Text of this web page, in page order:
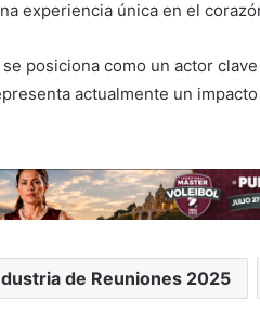
experiencia única en el
posiciona como un actor
actualmente un
de Reuniones 2025